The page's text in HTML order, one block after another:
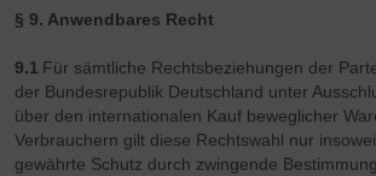
§ 9. Anwendbares Recht
9.1 Für sämtliche Rechtsbeziehungen der
der Bundesrepublik Deutschland unter
über den internationalen Kauf beweglicher
Verbrauchern gilt diese Rechtswahl nur
gewährte Schutz durch zwingende